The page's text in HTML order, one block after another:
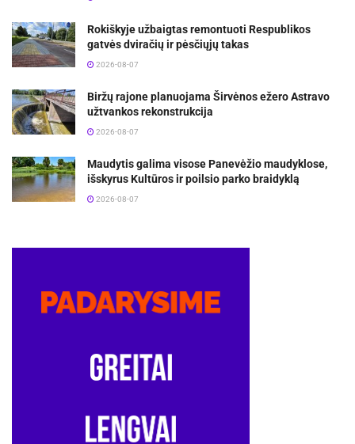
Rokiškyje užbaigtas remontuoti Respublikos
gatvės dviračių ir pėsčiųjų takas
2026-08-07
Biržų rajone planuojama Širvėnos ežero Astravo
užtvankos rekonstrukcija
2026-08-07
Maudytis galima visose Panevėžio maudyklose,
išskyrus Kultūros ir poilsio parko braidyklą
2026-08-07